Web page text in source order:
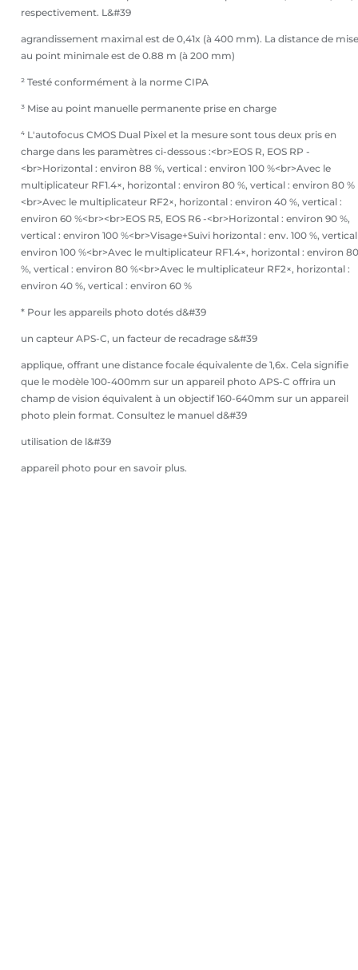
respectivement. L&#39
agrandissement maximal est de 0,41x (à 400 mm). La distance de mise
au point minimale est de 0.88 m (à 200 mm)
² Testé conformément à la norme CIPA
³ Mise au point manuelle permanente prise en charge
⁴ L'autofocus CMOS Dual Pixel et la mesure sont tous deux pris en
charge dans les paramètres ci-dessous :<br>EOS R, EOS RP -
<br>Horizontal : environ 88 %, vertical : environ 100 %<br>Avec le
multiplicateur RF1.4×, horizontal : environ 80 %, vertical : environ 80 %
<br>Avec le multiplicateur RF2×, horizontal : environ 40 %, vertical :
environ 60 %<br><br>EOS R5, EOS R6 -<br>Horizontal : environ 90 %,
vertical : environ 100 %<br>Visage+Suivi horizontal : env. 100 %, vertical
environ 100 %<br>Avec le multiplicateur RF1.4×, horizontal : environ 80
%, vertical : environ 80 %<br>Avec le multiplicateur RF2×, horizontal :
environ 40 %, vertical : environ 60 %
* Pour les appareils photo dotés d&#39
un capteur APS-C, un facteur de recadrage s&#39
applique, offrant une distance focale équivalente de 1,6x. Cela signifie
que le modèle 100-400mm sur un appareil photo APS-C offrira un
champ de vision équivalent à un objectif 160-640mm sur un appareil
photo plein format. Consultez le manuel d&#39
utilisation de l&#39
appareil photo pour en savoir plus.